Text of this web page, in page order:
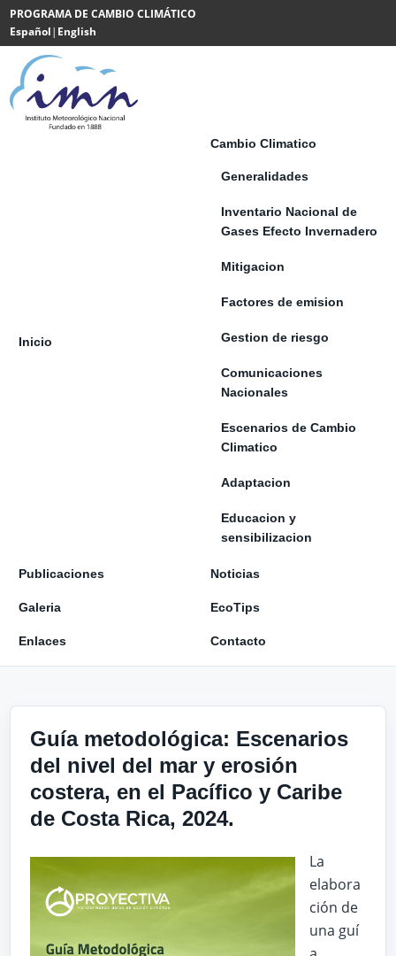
Saltar al contenido
PROGRAMA DE CAMBIO CLIMÁTICO
Español| English
Powered
by
Translate
Inicio
Cambio Climatico
Generalidades
Inventario Nacional de
Gases Efecto Invernadero
Mitigacion
Factores de emision
Gestion de riesgo
Comunicaciones
Nacionales
Escenarios de Cambio
Climatico
Adaptacion
Educacion y
sensibilizacion
Publicaciones Noticias
Galeria EcoTips
Enlaces Contacto
Guía metodológica: Escenarios
del nivel del mar y erosión
costera, en el Pacífico y Caribe
de Costa Rica, 2024.
La
elabora
ción de
una guí